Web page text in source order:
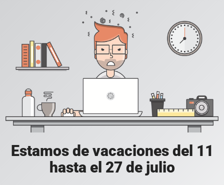
Estamos de vacaciones del 11
hasta el 27 de julio